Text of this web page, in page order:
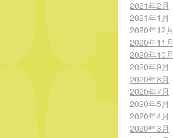
2021年2月
2021年1月
2020年12月
2020年11月
2020年10月
2020年9月
2020年8月
2020年7月
2020年5月
2020年4月
2020年3月